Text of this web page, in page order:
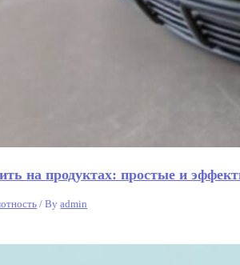
на продуктах: простые и
/ Byadmin